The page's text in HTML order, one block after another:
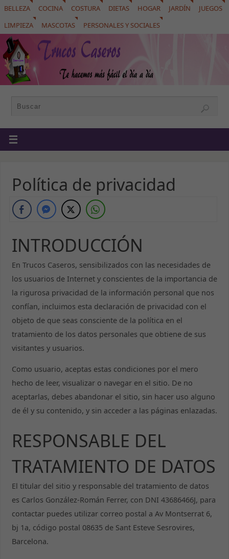
BELLEZA COCINA COSTURA DIETAS HOGAR JARDÍN
JUEGOS
LIMPIEZA
MASCOTAS PERSONALES Y SOCIALES
Política de privacidad
INTRODUCCIÓN
En Trucos Caseros, sensibilizados con las necesidades de
los usuarios de Internet y conscientes de la importancia de
la rigurosa privacidad de la información personal que nos
confían, incluimos esta declaración de privacidad con el
objeto de que seas consciente de la política en el
tratamiento de los datos personales que obtiene de sus
visitantes y usuarios.
Como usuario, aceptas estas condiciones por el mero
hecho de leer, visualizar o navegar en el sitio. De no
aceptarlas, debes abandonar el sitio, sin hacer uso alguno
de él y su contenido, y sin acceder a las páginas enlazadas.
RESPONSABLE DEL
TRATAMIENTO DE DATOS
El titular del sitio y responsable del tratamiento de datos
es Carlos González-Román Ferrer, con DNI 43686466J, para
contactar puedes utilizar correo postal a Av Montserrat 6,
bj 1a, código postal 08635 de Sant Esteve Sesrovires,
Barcelona.